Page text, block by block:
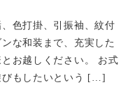
色打掛、引振袖、紋付
な和装まで、充実した
お越しください。 お式
びもしたいという […]